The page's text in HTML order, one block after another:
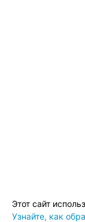
Этот сайт
Узнайте, как